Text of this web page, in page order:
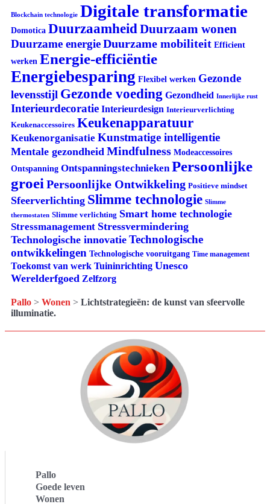
Blockchain technologie Digitale transformatie
Domotica Duurzaamheid Duurzaam wonen
Duurzame energieDuurzame mobiliteit Efficient
werken Energie-efficiëntie
Energiebesparing Flexibel werken Gezonde
levensstijl Gezonde voeding Gezondheid Innerlijke rust
Interieurdecoratie Interieurdesign Interieurverlichting
Keukenaccessoires Keukenapparatuur
Keukenorganisatie Kunstmatige intelligentie
Mentale gezondheid Mindfulness Modeaccessoires
Ontspanning Ontspanningstechnieken Persoonlijke
groei Persoonlijke Ontwikkeling Positieve mindset
Sfeerverlichting Slimme technologie Slimme
thermostaten Slimme verlichting Smart home technologie
Stressmanagement Stressvermindering
Technologische innovatie Technologische
ontwikkelingen Technologische vooruitgang Time management
Toekomst van werk Tuininrichting Unesco
Werelderfgoed Zelfzorg
Pallo > Wonen > Lichtstrategieën: de kunst van sfeervolle
illuminatie.
Pallo
Goede leven
Wonen